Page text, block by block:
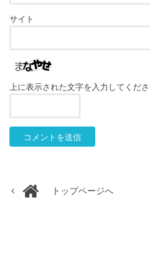
サイト
上に表示された文字を入力してくださ
トップページへ